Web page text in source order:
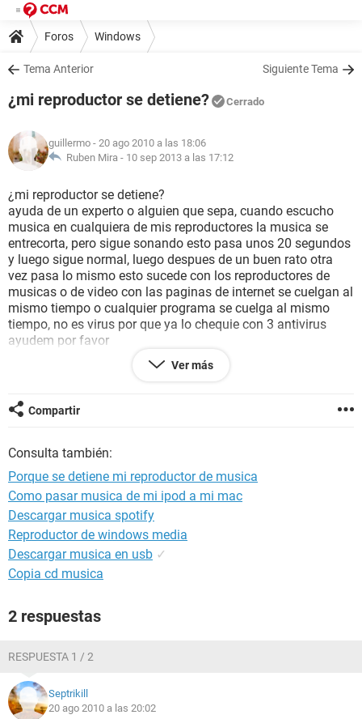
Foros Windows
Tema Anterior Siguiente Tema
¿mi reproductor se detiene? Cerrado
guillermo - 20 ago 2010 a las 18:06
Ruben Mira - 10 sep 2013 a las 17:12
¿mi reproductor se detiene?
ayuda de un experto o alguien que sepa, cuando escucho
musica en cualquiera de mis reproductores la musica se
entrecorta, pero sigue sonando esto pasa unos 20 segundos
y luego sigue normal, luego despues de un buen rato otra
vez pasa lo mismo esto sucede con los reproductores de
musicas o de video con las paginas de internet se cuelgan al
mismo tiempo o cualquier programa se cuelga al mismo
tiempo, no es virus por que ya lo chequie con 3 antivirus
ayudem por favor
hace 43 minutos - 4 días quedan para responder.
tambien ejecuto el programa cleaner y tuneup pero nada lo a
solucionado
tiene 5 años tendra algo que ver la electricidad por que le
boton rojo del regulador se enciende
hace 30 minutos
sistema windows xp profesional version 2002 servipack 3
equipo intel (R) pentiun 4 cpu 3.00ghz
3.01 ghz 448Mb de ram
extencion de direccion fisica
Ver más
Compartir
Consulta también:
Porque se detiene mi reproductor de musica
Como pasar musica de mi ipod a mi mac
Descargar musica spotify
Reproductor de windows media
Descargar musica en usb ✓
Copia cd musica
2 respuestas
RESPUESTA 1 / 2
Septrikill
20 ago 2010 a las 20:02